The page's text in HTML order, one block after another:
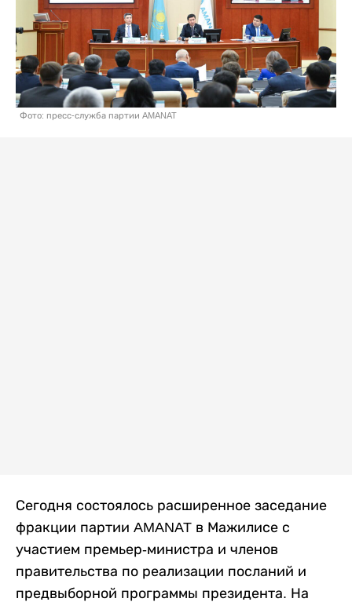
Фото: пресс-служба партии AMANAT
Сегодня состоялось расширенное заседание
фракции партии AMANAT в Мажилисе с
участием премьер-министра и членов
правительства по реализации посланий и
предвыборной программы президента. На